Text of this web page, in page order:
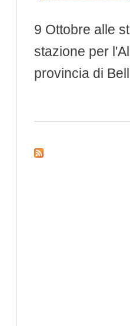
9 Ottobre alle
stazione per
provincia di